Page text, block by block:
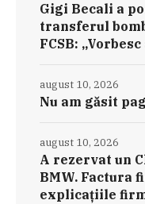
Gigi Becali a
transferul
FCSB:
Nu am găsit
august 10, 2026
A rezervat un
BMW. Factura
explicațiile
august 10, 2026